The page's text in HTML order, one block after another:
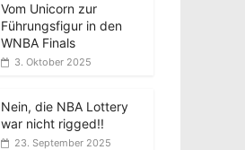
Vom Unicorn zur
Führungsfigur in den
WNBA Finals
3. Oktober 2025
Nein, die NBA Lottery
war nicht rigged!!
23. September 2025